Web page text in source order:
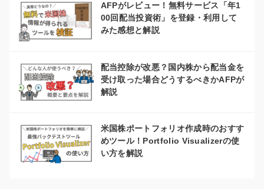
AFPがレビュー！無料サービス「年1
00回配当投資術」を登録・利用して
みた感想と解説
配当控除が改悪？国内株から配当金を
受け取った場合どうするべきかAFPが
解説
米国株ポートフォリオ作成時のおすす
めツール！Portfolio Visualizerの使
い方を解説